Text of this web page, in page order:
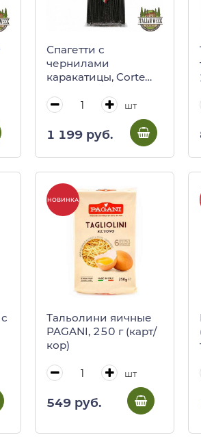
Спагетти с
чернилами
каракатицы, Corte
шт
1 199 руб.
НОВИНКА
Тальолини яичные
PAGANI, 250 г (карт/
кор)
шт
549 руб.